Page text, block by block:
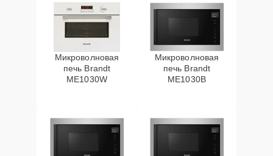
Микроволновая
печь Brandt
ME1030W
Микроволновая
печь Brandt
ME1030B